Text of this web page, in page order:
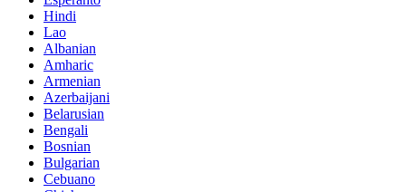
Hindi
Lao
Albanian
Amharic
Armenian
Azerbaijani
Belarusian
Bengali
Bosnian
Bulgarian
Cebuano